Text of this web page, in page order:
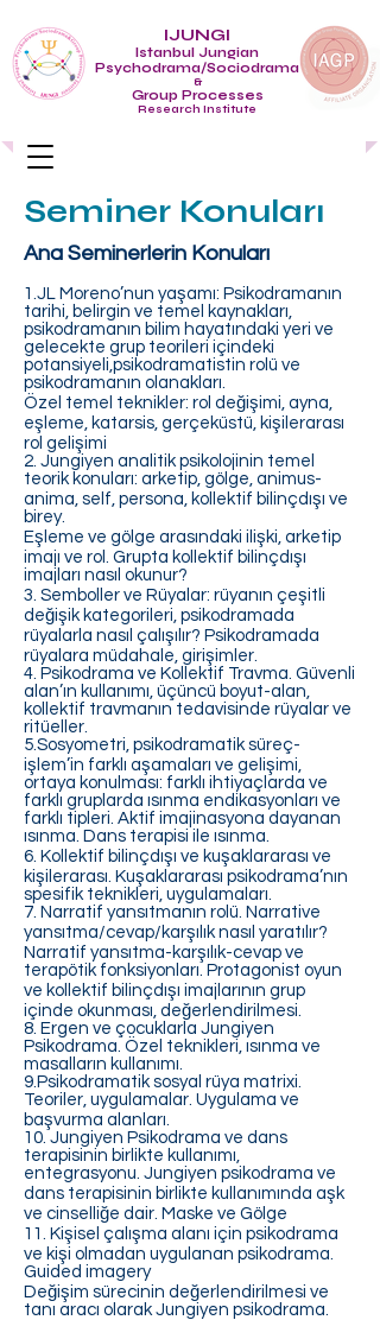
IJUNGI
Istanbul Jungian
Psychodrama/Sociodrama
&
Group Processes
Research Institute
Seminer Konuları
Ana Seminerlerin Konuları
1.JL Moreno’nun yaşamı: Psikodramanın
tarihi, belirgin ve temel kaynakları,
psikodramanın bilim hayatındaki yeri ve
gelecekte grup teorileri içindeki
potansiyeli,psikodramatistin rolü ve
psikodramanın olanakları.
Özel temel teknikler: rol değişimi, ayna,
eşleme, katarsis, gerçeküstü, kişilerarası
rol gelişimi
2. Jungiyen analitik psikolojinin temel
teorik konuları: arketip, gölge, animus-
anima, self, persona, kollektif bilinçdışı ve
birey.
Eşleme ve gölge arasındaki ilişki, arketip
imajı ve rol. Grupta kollektif bilinçdışı
imajları nasıl okunur?
3. Semboller ve Rüyalar: rüyanın çeşitli
değişik kategorileri, psikodramada
rüyalarla nasıl çalışılır? Psikodramada
rüyalara müdahale, girişimler.
4. Psikodrama ve Kollektif Travma. Güvenli
alan’ın kullanımı, üçüncü boyut-alan,
kollektif travmanın tedavisinde rüyalar ve
ritüeller.
5.Sosyometri, psikodramatik süreç-
işlem’in farklı aşamaları ve gelişimi,
ortaya konulması: farklı ihtiyaçlarda ve
farklı gruplarda ısınma endikasyonları ve
farklı tipleri. Aktif imajinasyona dayanan
ısınma. Dans terapisi ile ısınma.
6. Kollektif bilinçdışı ve kuşaklararası ve
kişilerarası. Kuşaklararası psikodrama’nın
spesifik teknikleri, uygulamaları.
7. Narratif yansıtmanın rolü. Narrative
yansıtma/cevap/karşılık nasıl yaratılır?
Narratif yansıtma-karşılık-cevap ve
terapötik fonksiyonları. Protagonist oyun
ve kollektif bilinçdışı imajlarının grup
içinde okunması, değerlendirilmesi.
8. Ergen ve çocuklarla Jungiyen
Psikodrama. Özel teknikleri, ısınma ve
masalların kullanımı.
9.Psikodramatik sosyal rüya matrixi.
Teoriler, uygulamalar. Uygulama ve
başvurma alanları.
10. Jungiyen Psikodrama ve dans
terapisinin birlikte kullanımı,
entegrasyonu. Jungiyen psikodrama ve
dans terapisinin birlikte kullanımında aşk
ve cinselliğe dair. Maske ve Gölge
11. Kişisel çalışma alanı için psikodrama
ve kişi olmadan uygulanan psikodrama.
Guided imagery
Değişim sürecinin değerlendirilmesi ve
tanı aracı olarak Jungiyen psikodrama.